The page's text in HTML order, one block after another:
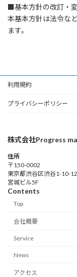
■基本方針の改訂・
本基本方針は法令な
ます。
利用規約
プライバシーポリシー
株式会社Progress
住所
〒150-0002
東京都渋谷区渋谷1-10-12
宮城ビル5F
Contents
Top
会社概要
Service
News
アクセス